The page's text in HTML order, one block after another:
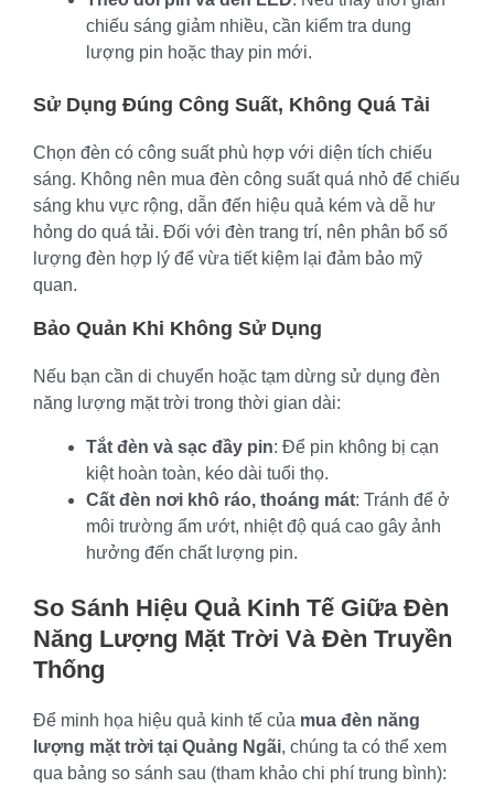
chiếu sáng giảm nhiều, cần kiểm tra dung
lượng pin hoặc thay pin mới.
Sử Dụng Đúng Công Suất, Không Quá Tải
Chọn đèn có công suất phù hợp với diện tích chiếu
sáng. Không nên mua đèn công suất quá nhỏ để chiếu
sáng khu vực rộng, dẫn đến hiệu quả kém và dễ hư
hỏng do quá tải. Đối với đèn trang trí, nên phân bổ số
lượng đèn hợp lý để vừa tiết kiệm lại đảm bảo mỹ
quan.
Bảo Quản Khi Không Sử Dụng
Nếu bạn cần di chuyển hoặc tạm dừng sử dụng đèn
năng lượng mặt trời trong thời gian dài:
Tắt đèn và sạc đầy pin: Để pin không bị cạn
kiệt hoàn toàn, kéo dài tuổi thọ.
Cất đèn nơi khô ráo, thoáng mát: Tránh để ở
môi trường ẩm ướt, nhiệt độ quá cao gây ảnh
hưởng đến chất lượng pin.
So Sánh Hiệu Quả Kinh Tế Giữa Đèn
Năng Lượng Mặt Trời Và Đèn Truyền
Thống
Để minh họa hiệu quả kinh tế của mua đèn năng
lượng mặt trời tại Quảng Ngãi, chúng ta có thể xem
qua bảng so sánh sau (tham khảo chi phí trung bình):